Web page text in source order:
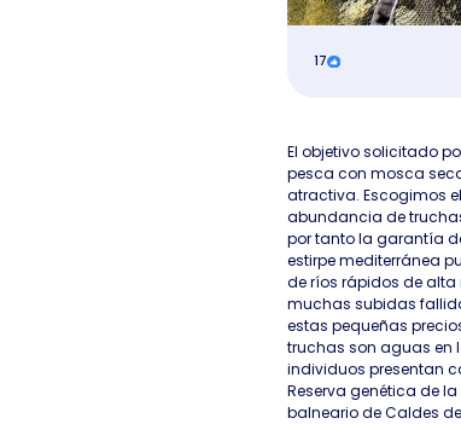
17
El objetivo solicitado
pesca con mosca
atractiva. Escogimos
abundancia de
por tanto la garantía
estirpe mediterránea
de ríos rápidos de
muchas subidas
estas pequeñas
truchas son aguas en
individuos presentan
Reserva genética de
balneario de Caldes